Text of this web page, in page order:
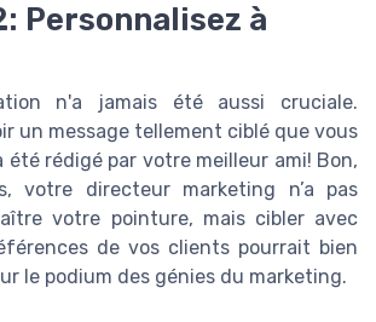
Personnalisez à
n'a jamais été aussi cruciale.
un message tellement ciblé que vous
été rédigé par votre meilleur ami! Bon,
votre directeur marketing n’a pas
votre pointure, mais cibler avec
de vos clients pourrait bien
le podium des génies du marketing.